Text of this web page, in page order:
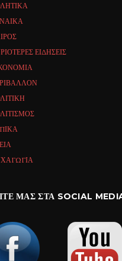
ΕΙΔΗΣΕΙΣ
ΜΑΣ ΣΤΑ SOCIAL